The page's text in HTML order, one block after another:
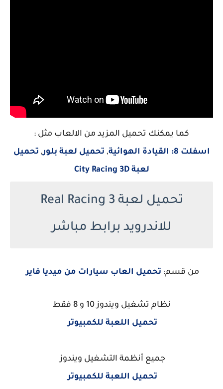
كما يمكنك تحميل المزيد من الالعاب مثل :
اسفلت 8: القيادة الهوائية
, تحميل لعبة بلور, تحميل
لعبة City Racing 3D
تحميل لعبة Real Racing 3
للاندرويد برابط مباشر
من قسم: تحميل العاب سيارات من ميديا فاير
نظام تشغيل ويندوز 10 و 8 فقط
تحميل اللعبة للكمبيوتر
جميع أنظمة التشغيل ويندوز
تحميل اللعبة للكمبيوتر